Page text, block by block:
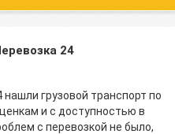
24
нашли грузовой транспорт по
и с доступностью в
с перевозкой не было,